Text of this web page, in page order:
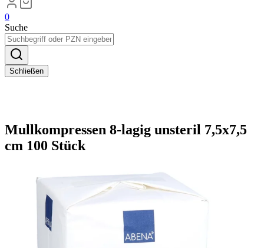
0
Suche
Schließen
Mullkompressen 8-lagig unsteril 7,5x7,5
cm 100 Stück